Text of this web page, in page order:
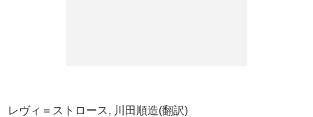
レヴィ＝ストロース, 川田順造(翻訳)